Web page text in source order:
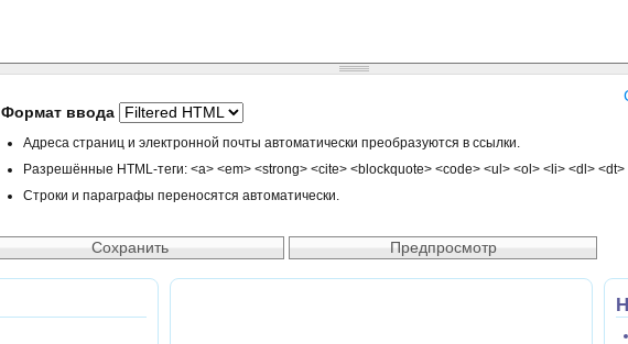
Формат ввода
Адреса страниц и электронной почты автоматически преобразуются в ссылки.
Разрешённые HTML-теги: <a> <em> <strong> <cite> <blockquote> <code> <ul> <ol> <li> <dl> <dt>
Строки и параграфы переносятся автоматически.